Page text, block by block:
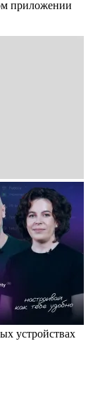
приложении
устройствах